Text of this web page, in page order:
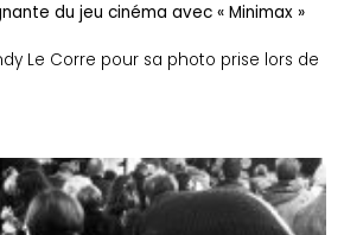
du jeu cinéma avec « Minimax »
Le Corre pour sa photo prise lors de